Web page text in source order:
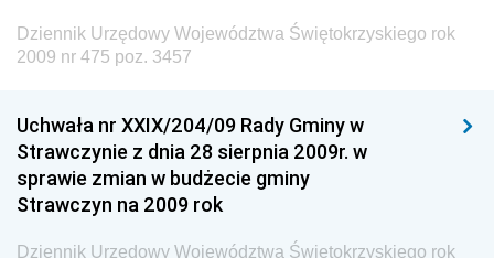
Dziennik Urzędowy Ministra Edukacji
Dziennik Urzędowy Ministra Przemysłu
Dziennik Urzędowy Ministra Finansów i Gospodarki
Dziennik Urzędowy Ministra do Spraw Unii
Dziennik Urzędowy Województwa Świętokrzyskiego rok
2009 nr 475 poz. 3457
Uchwała nr XXIX/204/09 Rady Gminy w
Strawczynie z dnia 28 sierpnia 2009r. w
sprawie zmian w budżecie gminy
Strawczyn na 2009 rok
Dziennik Urzędowy Województwa Świętokrzyskiego rok